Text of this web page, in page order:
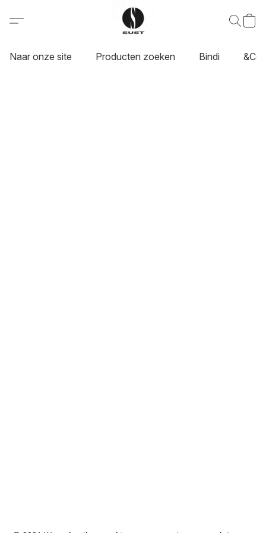
Naar onze site Producten zoeken Bindi &Co